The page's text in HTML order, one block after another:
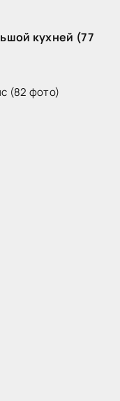
кухней (77